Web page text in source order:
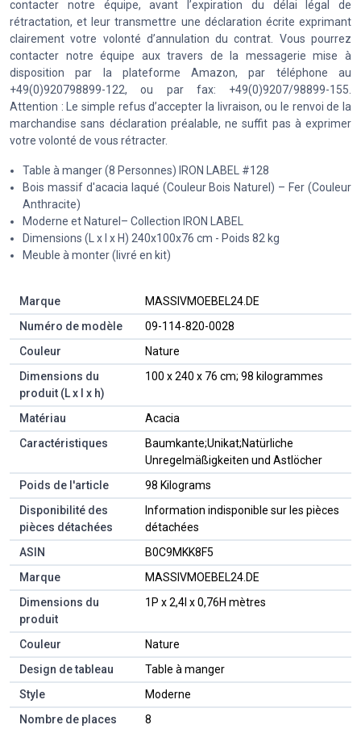
contacter notre équipe, avant l’expiration du délai légal de
rétractation, et leur transmettre une déclaration écrite exprimant
clairement votre volonté d’annulation du contrat. Vous pourrez
contacter notre équipe aux travers de la messagerie mise à
disposition par la plateforme Amazon, par téléphone au
+49(0)920798899-122, ou par fax: +49(0)9207/98899-155.
Attention : Le simple refus d’accepter la livraison, ou le renvoi de la
marchandise sans déclaration préalable, ne suffit pas à exprimer
votre volonté de vous rétracter.
Table à manger (8 Personnes) IRON LABEL #128
Bois massif d'acacia laqué (Couleur Bois Naturel) – Fer (Couleur
Anthracite)
Moderne et Naturel– Collection IRON LABEL
Dimensions (L x l x H) 240x100x76 cm - Poids 82 kg
Meuble à monter (livré en kit)
Marque
‎MASSIVMOEBEL24.DE
Numéro de modèle
‎09-114-820-0028
Couleur
‎Nature
Dimensions du
produit (L x l x h)
‎100 x 240 x 76 cm; 98 kilogrammes
Matériau
‎Acacia
Caractéristiques
‎Baumkante;Unikat;Natürliche
Unregelmäßigkeiten und Astlöcher
Poids de l'article
‎98 Kilograms
Disponibilité des
pièces détachées
‎Information indisponible sur les pièces
détachées
ASIN
B0C9MKK8F5
Marque
MASSIVMOEBEL24.DE
Dimensions du
produit
1P x 2,4l x 0,76H mètres
Couleur
Nature
Design de tableau
Table à manger
Style
Moderne
Nombre de places
8